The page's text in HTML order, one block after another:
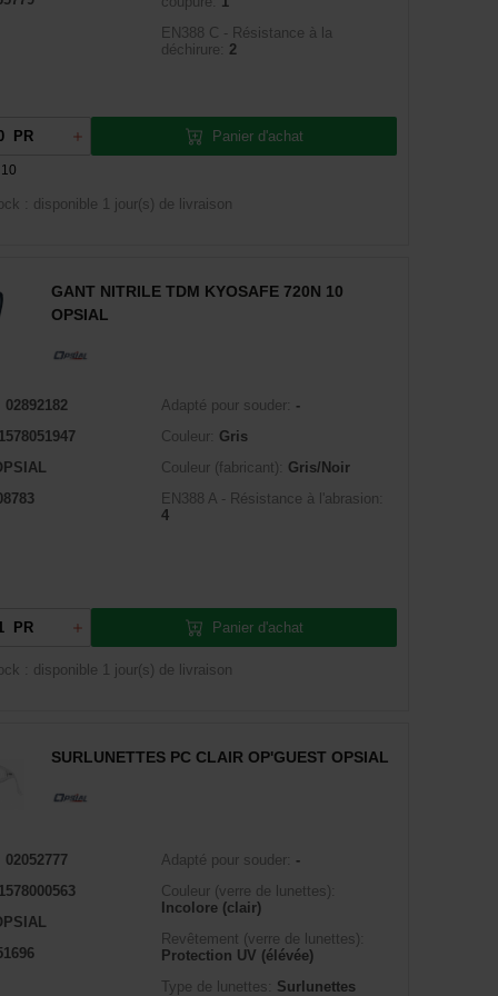
EN388 C - Résistance à la
déchirure: 2
PR Panier d'achat
: disponible 1 jour(s) de livraison
GANT NITRILE TDM KYOSAFE 720N 10
OPSIAL
02892182
Adapté pour souder: -
Couleur: Gris
Couleur (fabricant):
Gris/Noir
EN388 A - Résistance à l'abrasion:
4
PR Panier d'achat
: disponible 1 jour(s) de livraison
SURLUNETTES PC CLAIR OP'GUEST OPSIAL
02052777
Adapté pour souder: -
Couleur (verre de lunettes):
Incolore (clair)
Revêtement (verre de lunettes):
Protection UV (élévée)
Type de lunettes:
Surlunettes